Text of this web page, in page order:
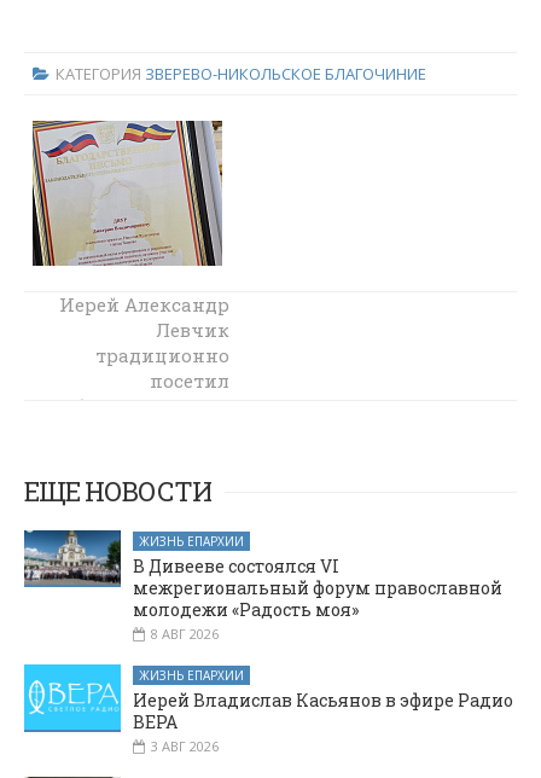
КАТЕГОРИЯ ЗВЕРЕВО-НИКОЛЬСКОЕ БЛАГОЧИНИЕ
Между
духовенством и
администрацией
Миллеровского
сотрудничестве
Иерей Александр
Левчик
традиционно
посетил
реабилитационное
возраста и
инвалидов в
станице Боковской
с пастырским
визитом
ЕЩЕ НОВОСТИ
ЖИЗНЬ ЕПАРХИИ
В Дивееве состоялся VI
межрегиональный форум православной
молодежи «Радость моя»
8 АВГ 2026
ЖИЗНЬ ЕПАРХИИ
Иерей Владислав Касьянов в эфире Радио
ВЕРА
3 АВГ 2026